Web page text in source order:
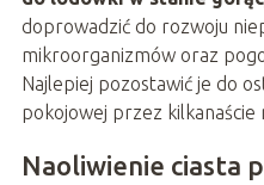
doprowadzić do rozwoju
mikroorganizmów oraz
Najlepiej pozostawić je do
pokojowej przez kilkanaście
Naoliwienie ciasta